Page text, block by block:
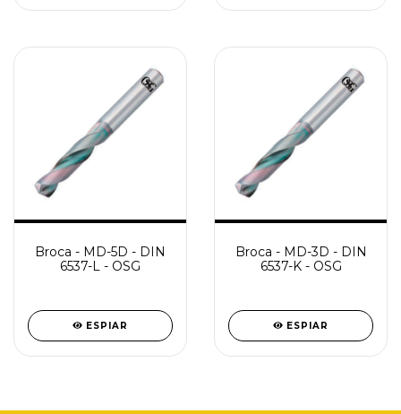
Broca - MD-5D - DIN
6537-L - OSG
ESPIAR
Broca - MD-3D - DIN
6537-K - OSG
ESPIAR